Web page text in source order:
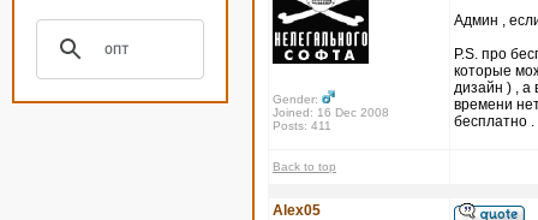
Gender:
Joined: 16 Dec 2008
Posts: 411
Админ ,
P.S. про
которые
дизайн ) , а
времени
бесплатно
Back to top
Alex05